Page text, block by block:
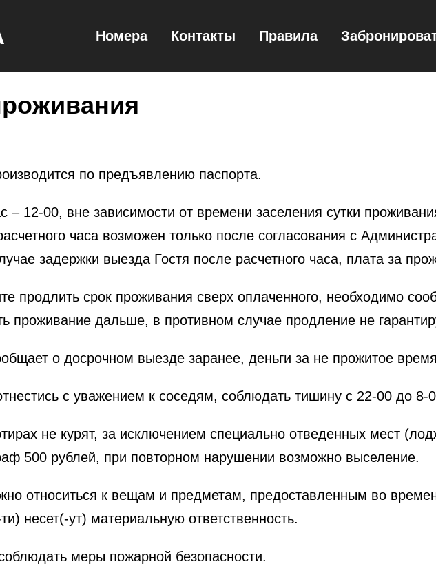
Номера Контакты Правила
по предъявлению паспорта.
– 12-00, вне зависимости от времени заселения сутки
часа возможен только после согласования с
задержки выезда Гостя после расчетного часа, плата за
продлить срок проживания сверх оплаченного, необходимо
проживание дальше, в противном случае продление не
о досрочном выезде заранее, деньги за не прожитое
с уважением к соседям, соблюдать тишину с 22-00 до 8-
не курят, за исключением специально отведенных мест
500 рублей, при повторном нарушении возможно выселение.
относиться к вещам и предметам, предоставленным во
несет(-ут) материальную ответственность.​
меры пожарной безопасности.